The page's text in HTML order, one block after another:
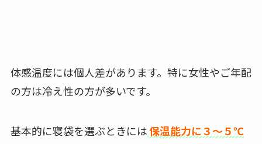
体感温度には個人差があります。特に女性やご年配
の方は冷え性の方が多いです。
基本的に寝袋を選ぶときには保温能力に３～５℃